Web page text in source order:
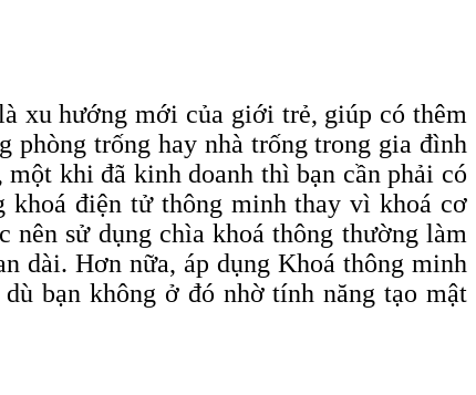
xu hướng mới của giới trẻ, giúp có thêm
phòng trống hay nhà trống trong gia đình
khi đã kinh doanh thì bạn cần phải có
khoá điện tử thông minh thay vì khoá cơ
sử dụng chìa khoá thông thường làm
dài. Hơn nữa, áp dụng Khoá thông minh
bạn không ở đó nhờ tính năng tạo mật